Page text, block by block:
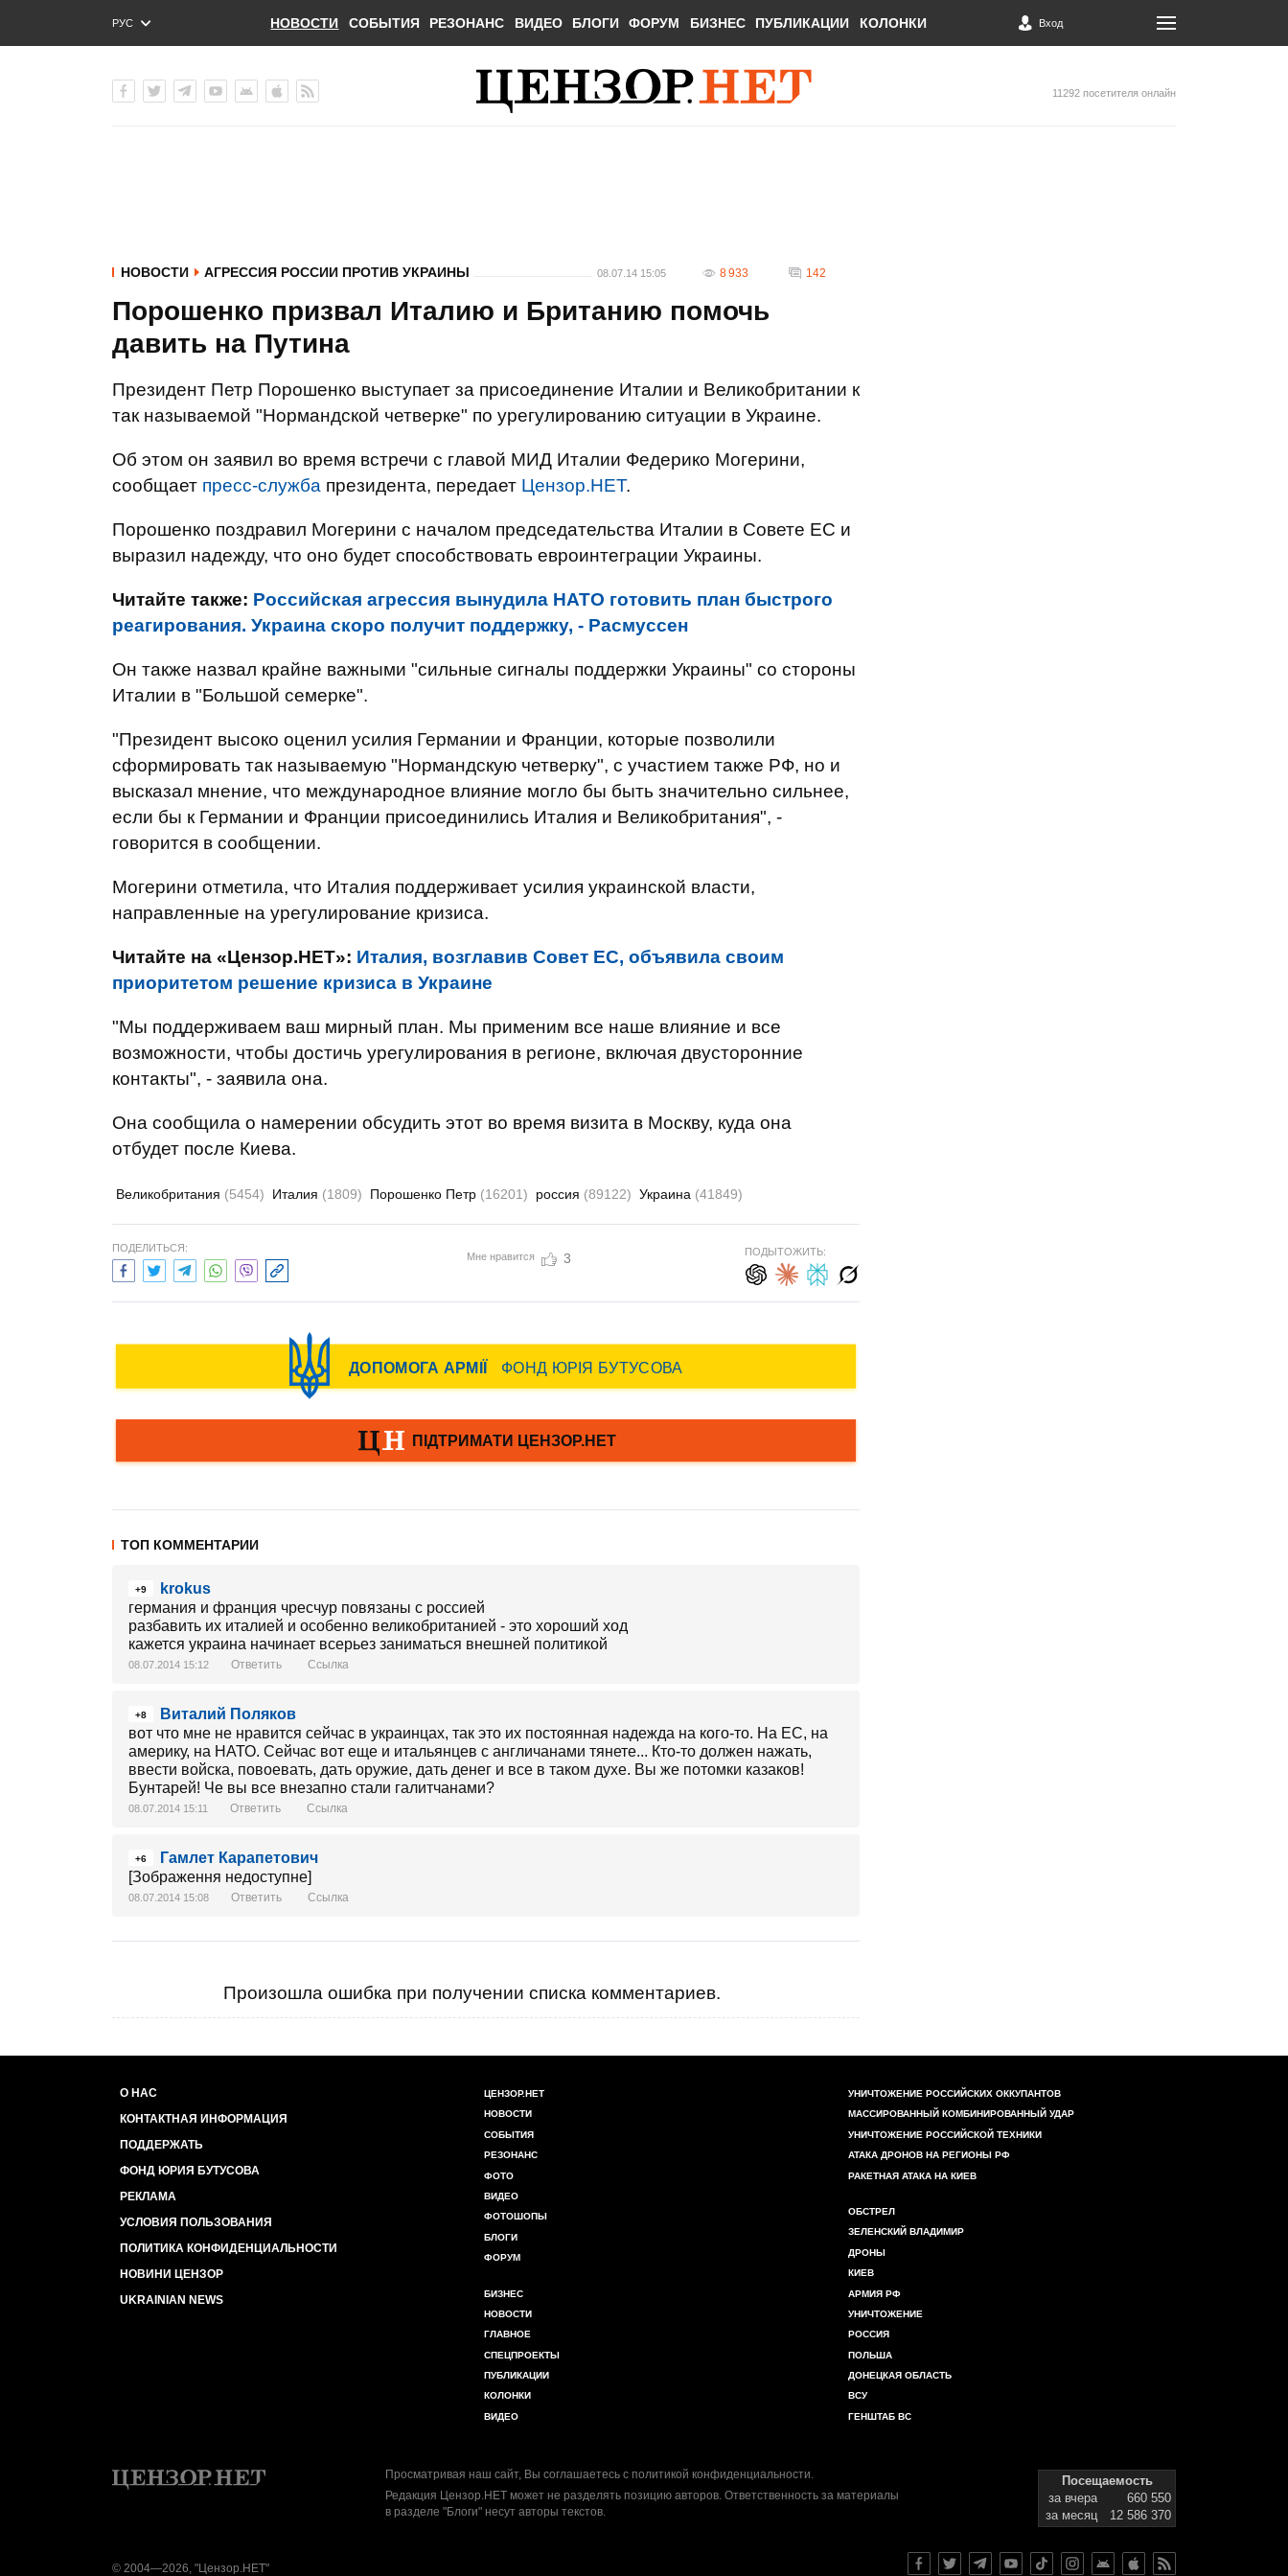
РУС
ENG
НОВОСТИ СОБЫТИЯ РЕЗОНАНС ВИДЕО БЛОГИ ФОРУМ БИЗНЕС ПУБЛИКАЦИИ КОЛОНКИ Вход
11292 посетителя онлайн
НОВОСТИ АГРЕССИЯ РОССИИ ПРОТИВ УКРАИНЫ 08.07.14 15:05 8 933 142
Порошенко призвал Италию и Британию помочь
давить на Путина
Президент Петр Порошенко выступает за присоединение Италии и Великобритании к
так называемой "Нормандской четверке" по урегулированию ситуации в Украине.
Об этом он заявил во время встречи с главой МИД Италии Федерико Могерини,
сообщает пресс-служба президента, передает Цензор.НЕТ.
Порошенко поздравил Могерини с началом председательства Италии в Совете ЕС и
выразил надежду, что оно будет способствовать евроинтеграции Украины.
Читайте также: Российская агрессия вынудила НАТО готовить план быстрого
реагирования. Украина скоро получит поддержку, - Расмуссен
Он также назвал крайне важными "сильные сигналы поддержки Украины" со стороны
Италии в "Большой семерке".
"Президент высоко оценил усилия Германии и Франции, которые позволили
сформировать так называемую "Нормандскую четверку", с участием также РФ, но и
высказал мнение, что международное влияние могло бы быть значительно сильнее,
если бы к Германии и Франции присоединились Италия и Великобритания", -
говорится в сообщении.
Могерини отметила, что Италия поддерживает усилия украинской власти,
направленные на урегулирование кризиса.
Читайте на «Цензор.НЕТ»: Италия, возглавив Совет ЕС, объявила своим
приоритетом решение кризиса в Украине
"Мы поддерживаем ваш мирный план. Мы применим все наше влияние и все
возможности, чтобы достичь урегулирования в регионе, включая двусторонние
контакты", - заявила она.
Она сообщила о намерении обсудить этот во время визита в Москву, куда она
отбудет после Киева.
Великобритания (5454) Италия (1809) Порошенко Петр (16201) россия (89122) Украина (41849)
ПОДЕЛИТЬСЯ:
Мне нравится 3 ПОДЫТОЖИТЬ:
ТОП КОММЕНТАРИИ
+9
krokus
германия и франция чресчур повязаны с россией
разбавить их италией и особенно великобританией - это хороший ход
кажется украина начинает всерьез заниматься внешней политикой
08.07.2014 15:12 Ответить Ссылка
+8
Виталий Поляков
вот что мне не нравится сейчас в украинцах, так это их постоянная надежда на кого-то. На ЕС, на
америку, на НАТО. Сейчас вот еще и итальянцев с англичанами тянете... Кто-то должен нажать,
ввести войска, повоевать, дать оружие, дать денег и все в таком духе. Вы же потомки казаков!
Бунтарей! Че вы все внезапно стали галитчанами?
08.07.2014 15:11 Ответить Ссылка
+6
Гамлет Карапетович
[Зображення недоступне]
08.07.2014 15:08 Ответить Ссылка
Произошла ошибка при получении списка комментариев.
О НАС
КОНТАКТНАЯ ИНФОРМАЦИЯ
ПОДДЕРЖАТЬ
ФОНД ЮРИЯ БУТУСОВА
РЕКЛАМА
УСЛОВИЯ ПОЛЬЗОВАНИЯ
ПОЛИТИКА КОНФИДЕНЦИАЛЬНОСТИ
НОВИНИ ЦЕНЗОР
UKRAINIAN NEWS
ЦЕНЗОР.НЕТ
НОВОСТИ
СОБЫТИЯ
РЕЗОНАНС
ФОТО
ВИДЕО
ФОТОШОПЫ
БЛОГИ
ФОРУМ
БИЗНЕС
НОВОСТИ
ГЛАВНОЕ
СПЕЦПРОЕКТЫ
ПУБЛИКАЦИИ
КОЛОНКИ
ВИДЕО
УНИЧТОЖЕНИЕ РОССИЙСКИХ ОККУПАНТОВ
МАССИРОВАННЫЙ КОМБИНИРОВАННЫЙ УДАР
УНИЧТОЖЕНИЕ РОССИЙСКОЙ ТЕХНИКИ
АТАКА ДРОНОВ НА РЕГИОНЫ РФ
РАКЕТНАЯ АТАКА НА КИЕВ
ОБСТРЕЛ
ЗЕЛЕНСКИЙ ВЛАДИМИР
ДРОНЫ
КИЕВ
АРМИЯ РФ
УНИЧТОЖЕНИЕ
РОССИЯ
ПОЛЬША
ДОНЕЦКАЯ ОБЛАСТЬ
ВСУ
ГЕНШТАБ ВС
Просматривая наш сайт, Вы соглашаетесь с политикой конфиденциальности.
Редакция Цензор.НЕТ может не разделять позицию авторов. Ответственность за материалы
в разделе "Блоги" несут авторы текстов.
Посещаемость
за вчера
660 550
за месяц
12 586 370
© 2004—2026, "Цензор.НЕТ"